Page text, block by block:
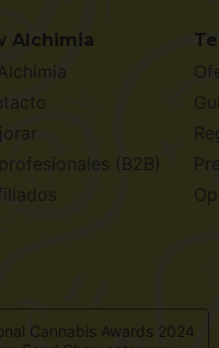
Alchimia
(B2B)
Cannabis Awards 2024